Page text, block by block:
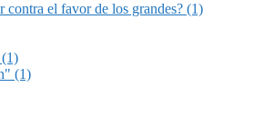
contra el favor de los grandes? (1)
(1)